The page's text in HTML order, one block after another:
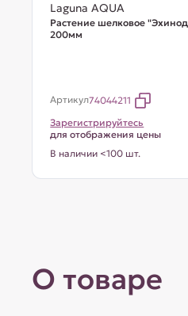
Laguna AQUA
Растение шелковое
200мм
Артикул74044211
Зарегистрируйтесь
для отображения цены
В наличии <100 шт.
О товаре